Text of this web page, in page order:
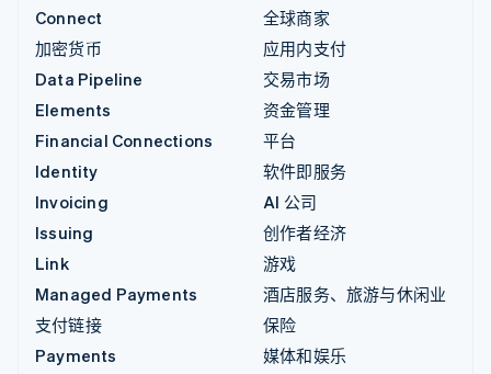
Connect
加密货币
Data Pipeline
Elements
Financial Connections
Identity
Invoicing
Issuing
Link
Managed Payments
支付链接
Payments
全球商家
应用内支付
交易市场
资金管理
平台
软件即服务
AI 公司
创作者经济
游戏
酒店服务、旅游与休闲业
保险
媒体和娱乐